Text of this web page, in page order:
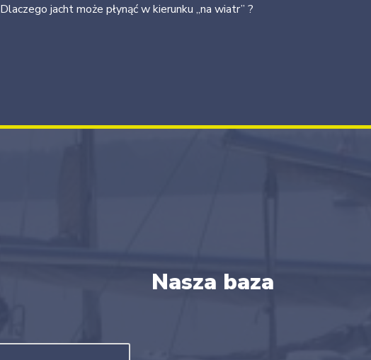
Dlaczego jacht może płynąć w kierunku „na wiatr” ?
Nasza baza